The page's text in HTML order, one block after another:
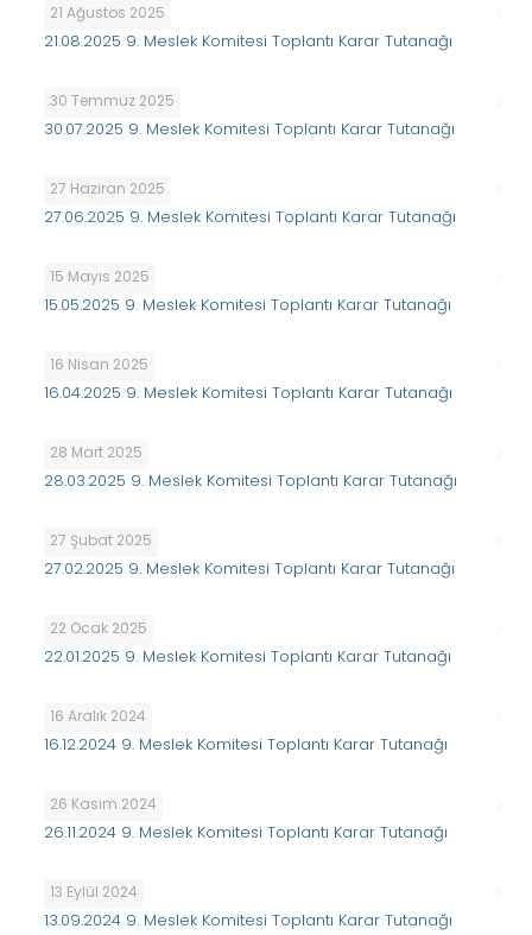
21 Ağustos 2025
21.08.2025 9. Meslek Komitesi Toplantı Karar Tutanağı
30 Temmuz 2025
30.07.2025 9. Meslek Komitesi Toplantı Karar Tutanağı
27 Haziran 2025
27.06.2025 9. Meslek Komitesi Toplantı Karar Tutanağı
15 Mayıs 2025
15.05.2025 9. Meslek Komitesi Toplantı Karar Tutanağı
16 Nisan 2025
16.04.2025 9. Meslek Komitesi Toplantı Karar Tutanağı
28 Mart 2025
28.03.2025 9. Meslek Komitesi Toplantı Karar Tutanağı
27 Şubat 2025
27.02.2025 9. Meslek Komitesi Toplantı Karar Tutanağı
22 Ocak 2025
22.01.2025 9. Meslek Komitesi Toplantı Karar Tutanağı
16 Aralık 2024
16.12.2024 9. Meslek Komitesi Toplantı Karar Tutanağı
26 Kasım 2024
26.11.2024 9. Meslek Komitesi Toplantı Karar Tutanağı
13 Eylül 2024
13.09.2024 9. Meslek Komitesi Toplantı Karar Tutanağı